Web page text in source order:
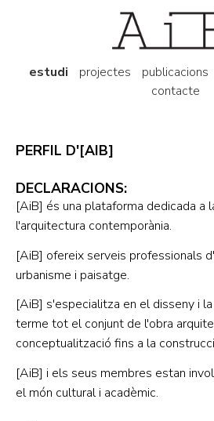
estudi projectes publicacions
contacte
PERFIL D'[AIB]
DECLARACIONS:
[AiB] és una plataforma dedicada a
l'arquitectura contemporània.
[AiB] ofereix serveis professionals
urbanisme i paisatge.
[AiB] s'especialitza en el disseny i
terme tot el conjunt de l'obra
conceptualització fins a la
[AiB] i els seus membres estan
el món cultural i acadèmic.